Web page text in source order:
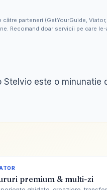
parteneri (GetYourGuide,
Recomand doar servicii pe care
este o minunatie
premium & multi-zi